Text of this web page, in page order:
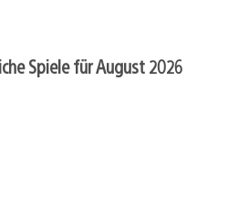
Spiele für August 2026